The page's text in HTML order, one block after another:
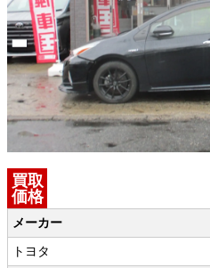
買取
価格
メーカー
トヨタ